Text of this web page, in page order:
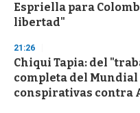
Espriella para
libertad"
21:26
Chiqui Tapia: del
completa del Mundial
conspirativas contra